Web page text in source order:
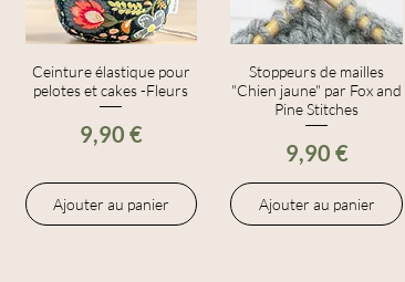
Aperçu rapide
Ceinture élastique pour
pelotes et cakes -Fleurs
Prix
9,90 €
Ajouter au panier
Aperçu rapide
Stoppeurs de mailles
"Chien jaune" par Fox and
Pine Stitches
Prix
9,90 €
Ajouter au panier